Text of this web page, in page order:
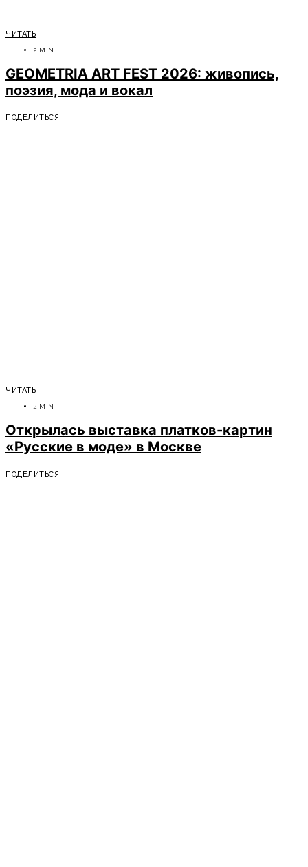
ЧИТАТЬ
2 MIN
GEOMETRIA ART FEST 2026: живопись,
поэзия, мода и вокал
ПОДЕЛИТЬСЯ
ЧИТАТЬ
2 MIN
Открылась выставка платков-картин
«Русские в моде» в Москве
ПОДЕЛИТЬСЯ